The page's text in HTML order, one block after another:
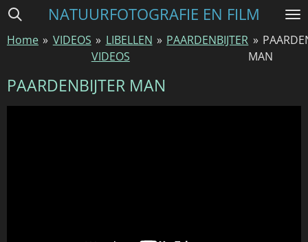
Ga
naar
hoofdinhoud
NATUURFOTOGRAFIE EN FILM
Home » VIDEOS » LIBELLEN
VIDEOS
» PAARDENBIJTER »
MAN
PAARDENBIJTER MAN